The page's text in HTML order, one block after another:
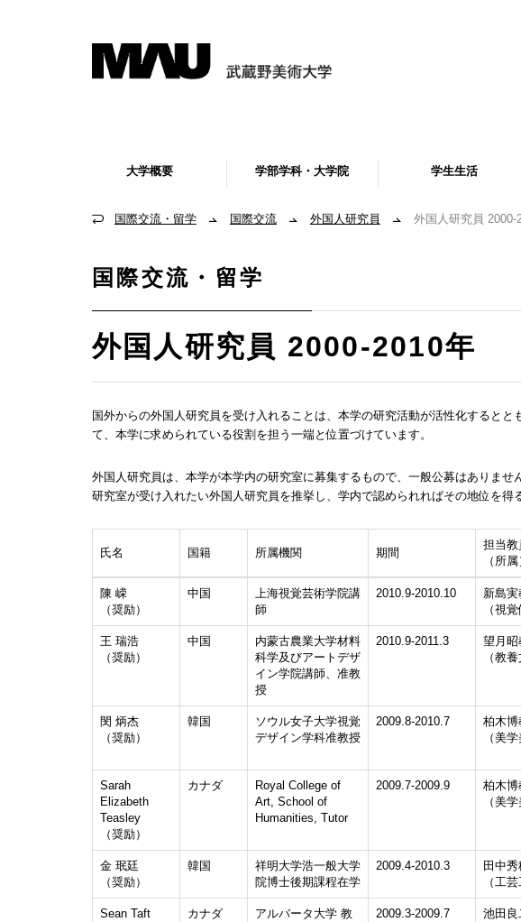
大学概要 学部学科・大学院 学生生活
国際交流・留学 国際交流 外国人研究員 外国人研究員 2000-
国際交流・留学
外国人研究員 2000-2010年
国外からの外国人研究員を受け入れることは、本学の研究活動が活性化すると
て、本学に求められている役割を担う一端と位置づけています。
外国人研究員は、本学が本学内の研究室に募集するもので、一般公募はありません
研究室が受け入れたい外国人研究員を推挙し、学内で認められればその地位を得
氏名 国籍 所属機関 期間
担当教
（所属
陳 嵘
（奨励）
中国
上海視覚芸術学院講
師
2010.9-2010.10
新島
（視
王 瑞浩
（奨励）
中国
内蒙古農業大学材料
科学及びアートデザ
イン学院講師、准教
授
2010.9-2011.3
望月昭
（教養
閔 炳杰
（奨励）
韓国
ソウル女子大学視覚
デザイン学科准教授
2009.8-2010.7
柏木博
（美
Sarah
Elizabeth
Teasley
（奨励）
カナダ
Royal College of
Art, School of
Humanities, Tutor
2009.7-2009.9
柏木博
（美
金 珉廷
（奨励）
韓国
祥明大学浩一般大学
院博士後期課程在学
2009.4-2010.3
田中
（工
Sean Taft
カナダ
アルバータ大学 教
2009.3-2009.7
池田良